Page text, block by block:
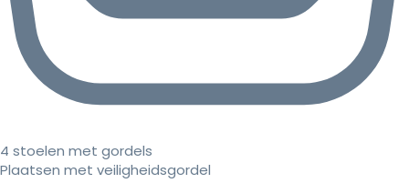
4 stoelen met gordels
Plaatsen met veiligheidsgordel